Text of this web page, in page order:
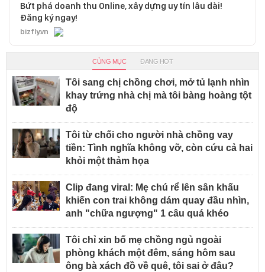
Bứt phá doanh thu Online, xây dựng uy tín lâu dài!
Đăng ký ngay!
bizfly.vn
CÙNG MỤC ĐANG HOT
Tôi sang chị chồng chơi, mở tủ lạnh nhìn
khay trứng nhà chị mà tôi bàng hoàng tột
độ
Tôi từ chối cho người nhà chồng vay
tiền: Tình nghĩa không vỡ, còn cứu cả hai
khỏi một thảm họa
Clip đang viral: Mẹ chú rể lên sân khấu
khiến con trai không dám quay đầu nhìn,
anh "chữa ngượng" 1 câu quá khéo
Tôi chỉ xin bố mẹ chồng ngủ ngoài
phòng khách một đêm, sáng hôm sau
ông bà xách đồ về quê, tôi sai ở đâu?